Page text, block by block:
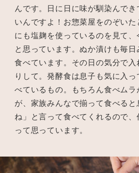
んです。日に日に味が馴染んでき
いんですよ！お惣菜屋をのぞいた
にも塩麹を使っているのを見て、
と思っています。ぬか漬けも毎日
食べています。その日の気分で入
りして。発酵食は息子も気に入
べているもの。もちろん食べムラ
が、家族みんなで揃って食べる
ね」と言って食べてくれるので
って思っています。